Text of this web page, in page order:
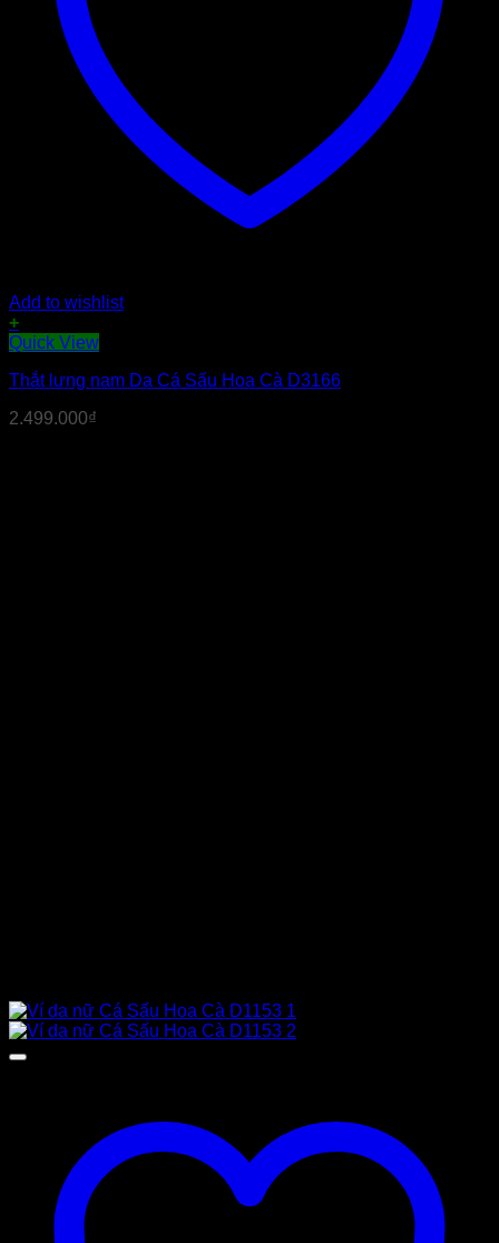
Add to wishlist
+
Quick View
Thắt lưng nam Da Cá Sấu Hoa Cà D3166
2.499.000₫